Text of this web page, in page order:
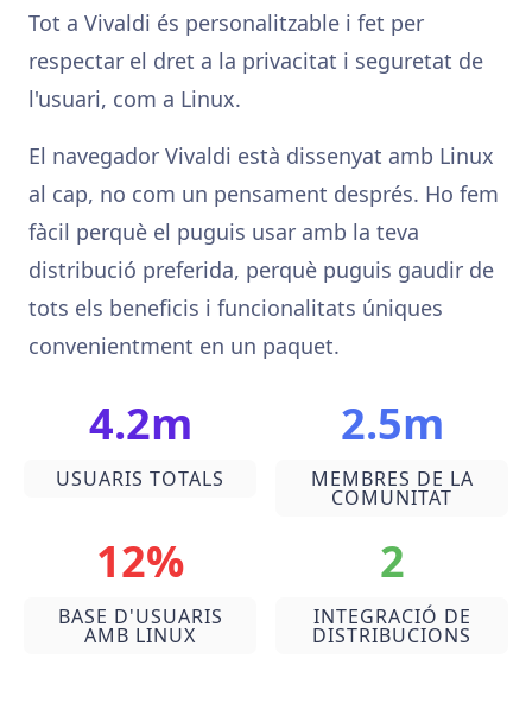
Tot a Vivaldi és personalitzable i fet per
respectar el dret a la privacitat i seguretat de
l'usuari, com a Linux.
El navegador Vivaldi està dissenyat amb Linux
al cap, no com un pensament després. Ho fem
fàcil perquè el puguis usar amb la teva
distribució preferida, perquè puguis gaudir de
tots els beneficis i funcionalitats úniques
convenientment en un paquet.
4.2m
USUARIS TOTALS
2.5m
MEMBRES DE LA
COMUNITAT
12%
BASE D'USUARIS
AMB LINUX
2
INTEGRACIÓ DE
DISTRIBUCIONS